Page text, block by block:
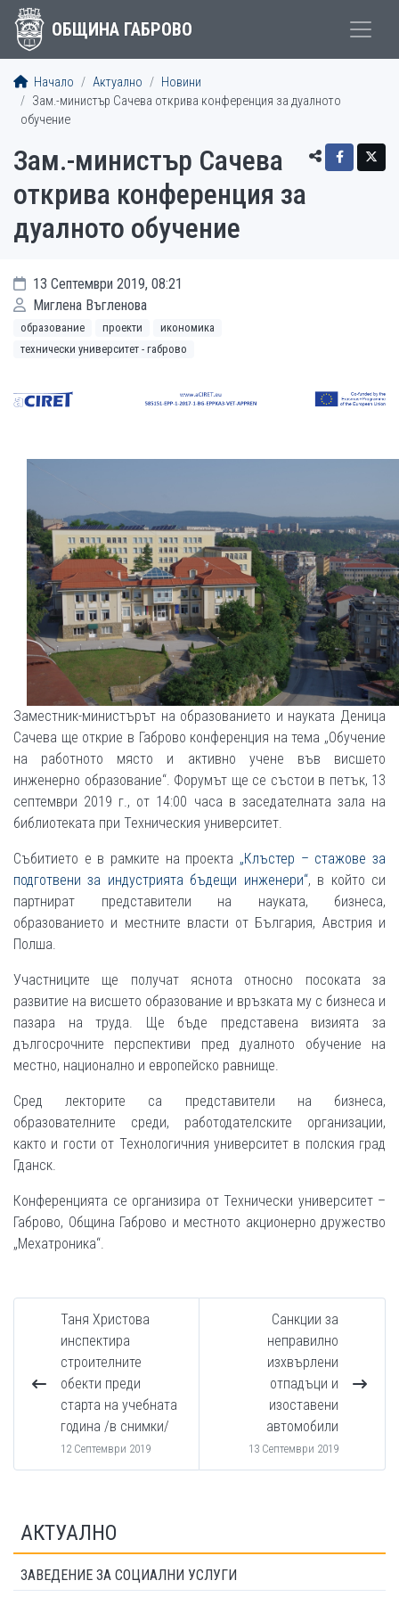
ОБЩИНА ГАБРОВО
Начало Актуално
Новини
Зам.-министър Сачева открива конференция за дуалното
обучение
Зам.-министър Сачева
открива конференция за
дуалното обучение
13 Септември 2019, 08:21
Миглена Въгленова
образование проекти
икономика
технически университет - габрово
Заместник-министърът на образованието и науката Деница
Сачева ще открие в Габрово конференция на тема „Обучение
на работното място и активно учене във висшето
инженерно образование“. Форумът ще се състои в петък, 13
септември 2019 г., от 14:00 часа в заседателната зала на
библиотеката при Техническия университет.
Събитието е в рамките на проекта „Клъстер – стажове за
подготвени за индустрията бъдещи инженери“, в който си
партнират представители на науката, бизнеса,
образованието и местните власти от България, Австрия и
Полша.
Участниците ще получат яснота относно посоката за
развитие на висшето образование и връзката му с бизнеса и
пазара на труда. Ще бъде представена визията за
дългосрочните перспективи пред дуалното обучение на
местно, национално и европейско равнище.
Сред лекторите са представители на бизнеса,
образователните среди, работодателските организации,
както и гости от Технологичния университет в полския град
Гданск.
Конференцията се организира от Технически университет –
Габрово, Община Габрово и местното акционерно дружество
„Мехатроника“.
Таня Христова
инспектира
строителните
обекти преди
старта на учебната
година /в снимки/
12 Септември 2019
Санкции за
неправилно
изхвърлени
отпадъци и
изоставени
автомобили
13 Септември 2019
АКТУАЛНО
ЗАВЕДЕНИЕ ЗА СОЦИАЛНИ УСЛУГИ